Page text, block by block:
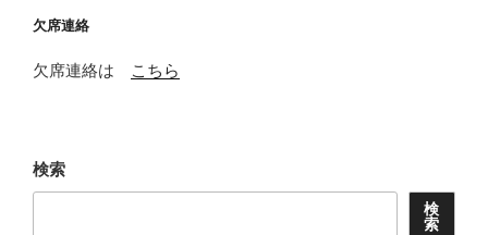
欠席連絡
欠席連絡は こちら
検索
検
索